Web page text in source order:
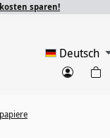
sparen!
Deutsch